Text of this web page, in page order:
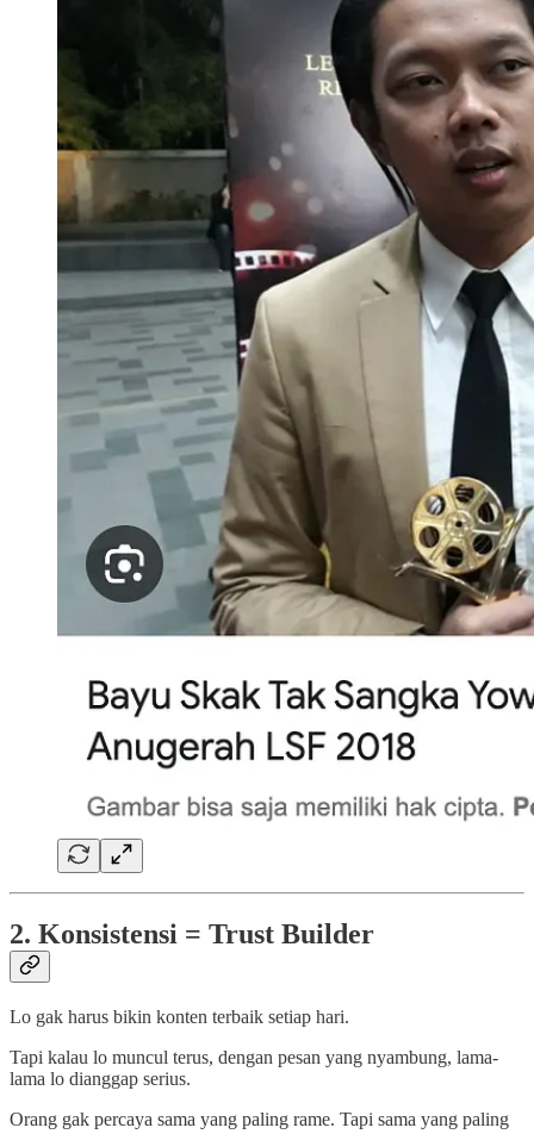
2. Konsistensi = Trust Builder
Lo gak harus bikin konten terbaik setiap hari.
Tapi kalau lo muncul terus, dengan pesan yang nyambung, lama-
lama lo dianggap serius.
Orang gak percaya sama yang paling rame. Tapi sama yang paling